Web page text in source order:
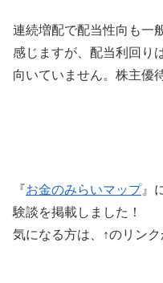
連続増配で配当性向も一
感じますが、配当利回り
向いていません。株主優
『お金のみらいマップ』
験談を掲載しました！
気になる方は、↑のリン